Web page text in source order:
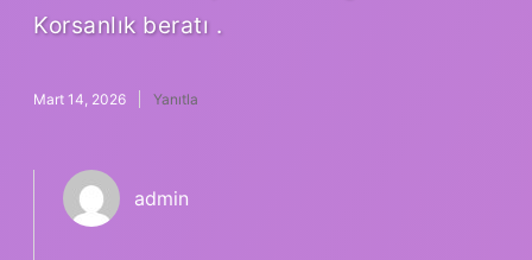
Korsanlık beratı .
Mart 14, 2026 Yanıtla
admin